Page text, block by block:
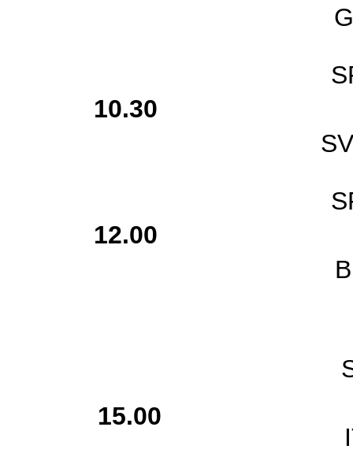
10.30
12.00
15.00